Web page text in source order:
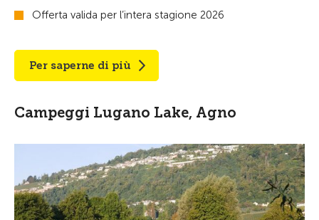
Offerta valida per l’intera stagione 2026
Per saperne di più
Campeggi Lugano Lake, Agno